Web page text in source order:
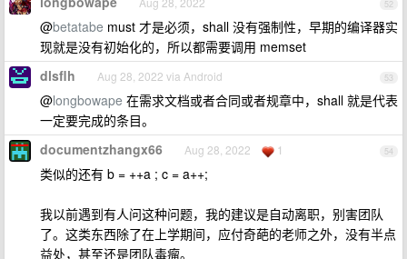
52
@betatabe must 才是必须，shall 没有强制性，早期的编译器实
现就是没有初始化的，所以都需要调用 memset
53
dlsflh Aug 28, 2022 via Android
@longbowape 在需求文档或者合同或者规章中，shall 就是代表
一定要完成的条目。
54
documentzhangx66 Aug 28, 2022 1
类似的还有 b = ++a ; c = a++;
我以前遇到有人问这种问题，我的建议是自动离职，别害团队
了。这类东西除了在上学期间，应付奇葩的老师之外，没有半点
益处，甚至还是团队毒瘤。